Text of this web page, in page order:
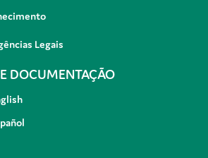
Legais
DOCUMENTAÇÃO